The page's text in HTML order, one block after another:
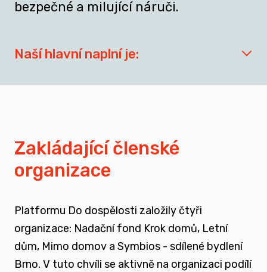
bezpečné a milující náruči.
Naší hlavní naplní je:
spojovat sílu hlasu nevládního sektoru v
zapojovat se do advokační činnosti, která
souvisí i se změnou legislativy a systému
jako takového
Zakládající členské
organizace
Platformu Do dospělosti založily čtyři
organizace: Nadační fond Krok domů, Letní
dům, Mimo domov a Symbios - sdílené bydlení
Brno. V tuto chvíli se aktivně na organizaci podílí